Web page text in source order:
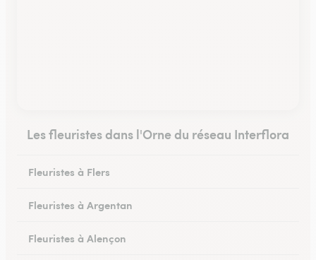
Les fleuristes dans l'Orne du réseau Interflora
Fleuristes à Flers
Fleuristes à Argentan
Fleuristes à Alençon